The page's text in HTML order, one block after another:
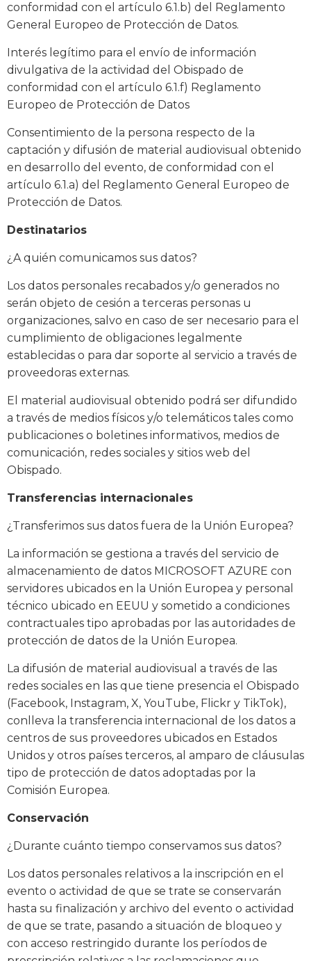
conformidad con el artículo 6.1.b) del Reglamento
General Europeo de Protección de Datos.
Interés legítimo para el envío de información
divulgativa de la actividad del Obispado de
conformidad con el artículo 6.1.f) Reglamento
Europeo de Protección de Datos
Consentimiento de la persona respecto de la
captación y difusión de material audiovisual obtenido
en desarrollo del evento, de conformidad con el
artículo 6.1.a) del Reglamento General Europeo de
Protección de Datos.
Destinatarios
¿A quién comunicamos sus datos?
Los datos personales recabados y/o generados no
serán objeto de cesión a terceras personas u
organizaciones, salvo en caso de ser necesario para el
cumplimiento de obligaciones legalmente
establecidas o para dar soporte al servicio a través de
proveedoras externas.
El material audiovisual obtenido podrá ser difundido
a través de medios físicos y/o telemáticos tales como
publicaciones o boletines informativos, medios de
comunicación, redes sociales y sitios web del
Obispado.
Transferencias internacionales
¿Transferimos sus datos fuera de la Unión Europea?
La información se gestiona a través del servicio de
almacenamiento de datos MICROSOFT AZURE con
servidores ubicados en la Unión Europea y personal
técnico ubicado en EEUU y sometido a condiciones
contractuales tipo aprobadas por las autoridades de
protección de datos de la Unión Europea.
La difusión de material audiovisual a través de las
redes sociales en las que tiene presencia el Obispado
(Facebook, Instagram, X, YouTube, Flickr y TikTok),
conlleva la transferencia internacional de los datos a
centros de sus proveedores ubicados en Estados
Unidos y otros países terceros, al amparo de cláusulas
tipo de protección de datos adoptadas por la
Comisión Europea.
Conservación
¿Durante cuánto tiempo conservamos sus datos?
Los datos personales relativos a la inscripción en el
evento o actividad de que se trate se conservarán
hasta su finalización y archivo del evento o actividad
de que se trate, pasando a situación de bloqueo y
con acceso restringido durante los períodos de